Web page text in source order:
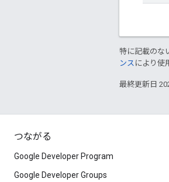
特に記載のな
ンス により使
最終更新日
つながる
Google Developer Program
Google Developer Groups